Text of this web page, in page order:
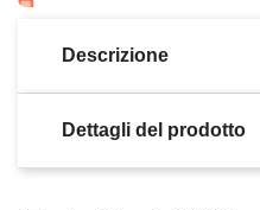
Descrizione
Dettagli del prodotto